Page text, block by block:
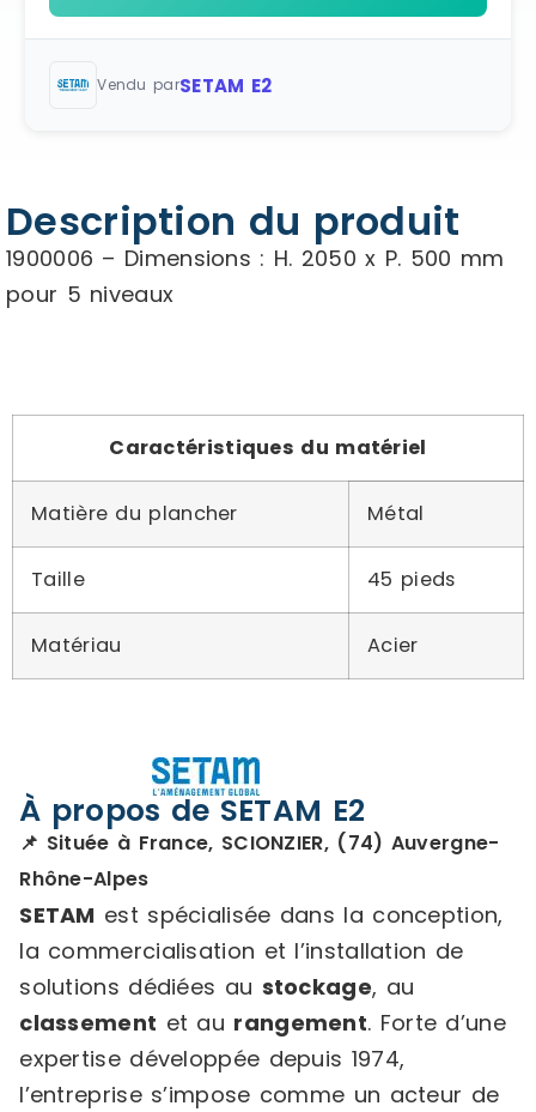
Vendu parSETAM E2
Description du produit
1900006 – Dimensions : H. 2050 x P. 500 mm
pour 5 niveaux
Caractéristiques du matériel
Matière du plancher Métal
Taille 45 pieds
Matériau Acier
À propos de SETAM E2
📌 Située à France, SCIONZIER, (74) Auvergne-
Rhône-Alpes
SETAM est spécialisée dans la conception,
la commercialisation et l’installation de
solutions dédiées au stockage, au
classement et au rangement. Forte d’une
expertise développée depuis 1974,
l’entreprise s’impose comme un acteur de